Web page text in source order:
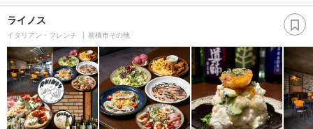
ライノス
イタリアン・フレンチ 前橋市その他